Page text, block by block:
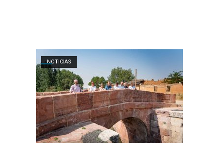
NOTICIAS
Open post